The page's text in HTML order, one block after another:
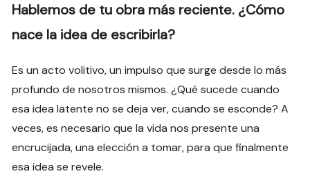
Hablemos de tu obra más reciente. ¿Cómo
nace la idea de escribirla?
Es un acto volitivo, un impulso que surge desde lo más
profundo de nosotros mismos. ¿Qué sucede cuando
esa idea latente no se deja ver, cuando se esconde? A
veces, es necesario que la vida nos presente una
encrucijada, una elección a tomar, para que finalmente
esa idea se revele.